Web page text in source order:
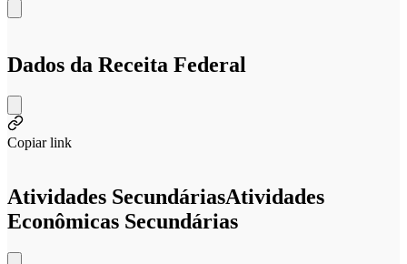
Dados da Receita Federal
Copiar link
Atividades SecundáriasAtividades
Econômicas Secundárias